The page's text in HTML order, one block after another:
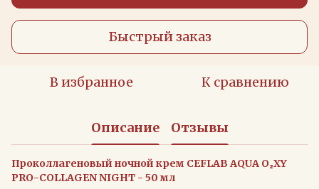
Быстрый заказ
В избранное К сравнению
Описание Отзывы
Проколлагеновый ночной крем CEFLAB AQUA O₂XY
PRO-COLLAGEN NIGHT - 50 мл